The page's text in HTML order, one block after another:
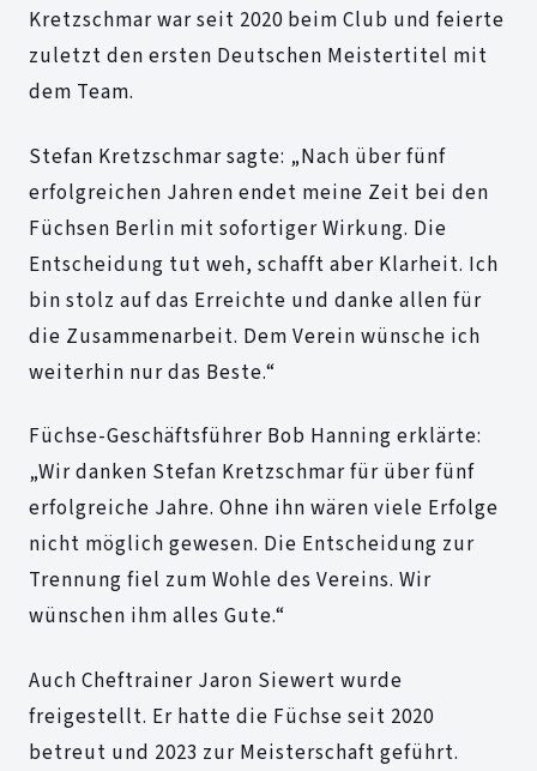
Kretzschmar war seit 2020 beim Club und feierte
zuletzt den ersten Deutschen Meistertitel mit
dem Team.
Stefan Kretzschmar sagte: „Nach über fünf
erfolgreichen Jahren endet meine Zeit bei den
Füchsen Berlin mit sofortiger Wirkung. Die
Entscheidung tut weh, schafft aber Klarheit. Ich
bin stolz auf das Erreichte und danke allen für
die Zusammenarbeit. Dem Verein wünsche ich
weiterhin nur das Beste.“
Füchse-Geschäftsführer Bob Hanning erklärte:
„Wir danken Stefan Kretzschmar für über fünf
erfolgreiche Jahre. Ohne ihn wären viele Erfolge
nicht möglich gewesen. Die Entscheidung zur
Trennung fiel zum Wohle des Vereins. Wir
wünschen ihm alles Gute.“
Auch Cheftrainer Jaron Siewert wurde
freigestellt. Er hatte die Füchse seit 2020
betreut und 2023 zur Meisterschaft geführt.